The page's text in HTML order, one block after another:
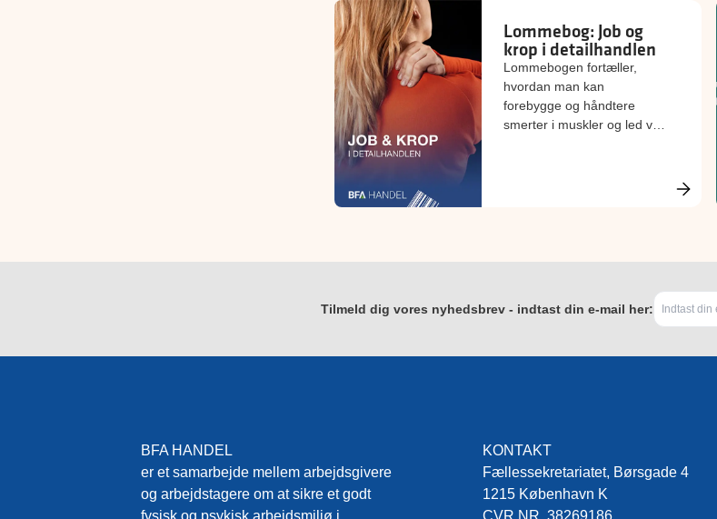
Lommebog: Job og
krop i detailhandlen
Lommebogen fortæller,
hvordan man kan
forebygge og håndtere
smerter i muskler og led via
Tilmeld dig vores nyhedsbrev - indtast din e-mail her:
BFA HANDEL
er et samarbejde mellem arbejdsgivere
og arbejdstagere om at sikre et godt
fysisk og psykisk arbejdsmiljø i
KONTAKT
Fællessekretariatet, Børsgade 4
1215 København K
CVR.NR. 38269186